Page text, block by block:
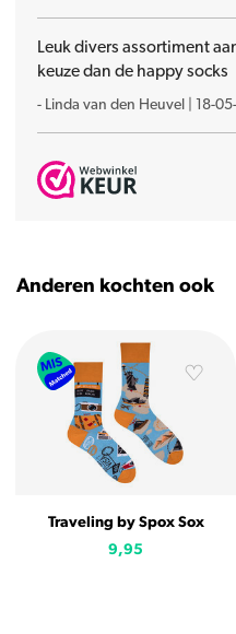
Leuk divers assortiment
keuze dan de happy socks
- Linda van den Heuvel 18-
Anderen kochten ook
Traveling by Spox Sox
9,95